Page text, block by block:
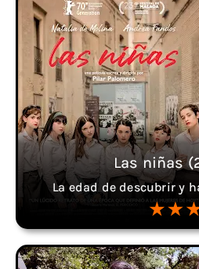
Las niñas
La edad de descubrir y